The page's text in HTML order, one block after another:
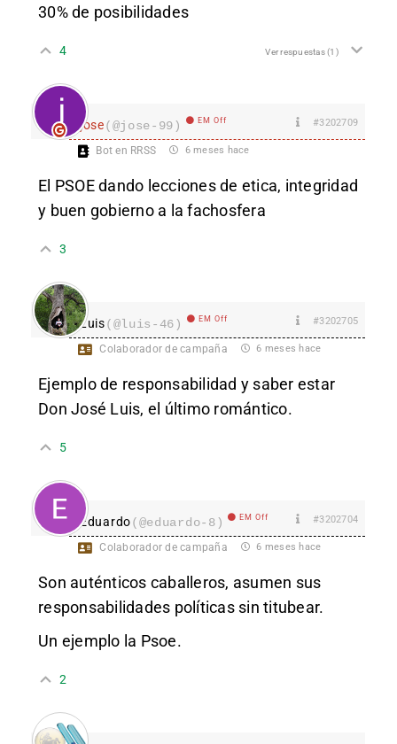
30% de posibilidades
4 Ver respuestas(1)
jose(@jose-99) EM Off #3202709
Bot en RRSS 6 meses hace
El PSOE dando lecciones de etica, integridad
y buen gobierno a la fachosfera
3
Luis(@luis-46) EM Off #3202705
Colaborador de campaña 6 meses hace
Ejemplo de responsabilidad y saber estar
Don José Luis, el último romántico.
5
Eduardo(@eduardo-8) EM Off #3202704
Colaborador de campaña 6 meses hace
Son auténticos caballeros, asumen sus
responsabilidades políticas sin titubear.
Un ejemplo la Psoe.
2